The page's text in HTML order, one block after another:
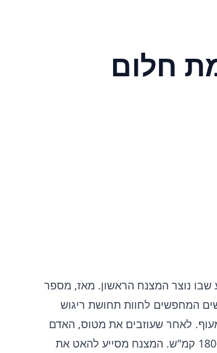
חלום
נוצר המצנח הראשון. מאז, מספר
המחפשים לחוות תחושת ריגוש
לאחר שעוזבים את מטוס, האדם
נמצא במצב של נפילה חופשית במהירות מסחררת של 180-200 קמ"ש. המצנח מסייע להאט את